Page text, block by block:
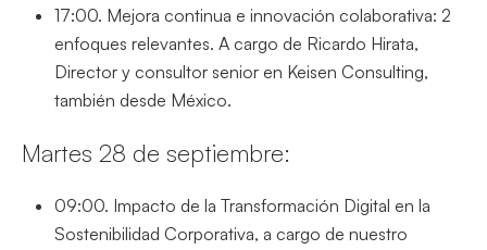
17:00. Mejora continua e innovación colaborativa: 2
enfoques relevantes. A cargo de Ricardo Hirata,
Director y consultor senior en Keisen Consulting,
también desde México.
Martes 28 de septiembre:
09:00. Impacto de la Transformación Digital en la
Sostenibilidad Corporativa, a cargo de nuestro